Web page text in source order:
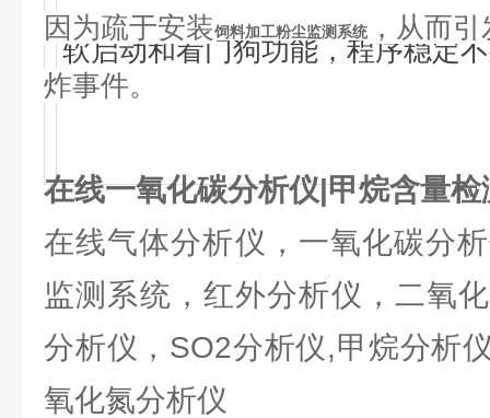
软启动和看门狗功能，程序稳定
因为疏于安装饲料加工粉尘监测系统
，从而
炸事件。
在线一氧化碳分析仪|甲烷含量检
在线气体分析仪，一氧化碳分
监测系统，红外分析仪，二氧
分析仪，SO2分析仪,甲烷分析
氧化氮分析仪